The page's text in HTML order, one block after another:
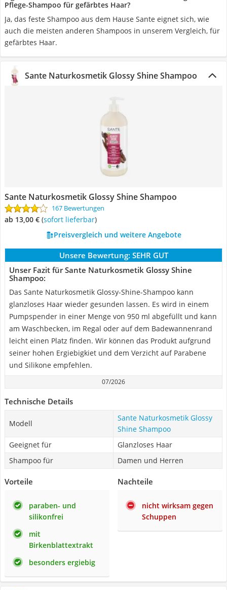
Pflege-Shampoo für gefärbtes Haar?
Ja, das feste Shampoo aus dem Hause Sante eignet sich, wie
auch die meisten anderen Shampoos in unserem Vergleich, für
gefärbtes Haar.
Sante Naturkosmetik Glossy Shine Shampoo
Sante Naturkosmetik Glossy Shine Shampoo
167 Bewertungen
ab 13,00 € ( Sofort lieferbar)
Preisvergleich und weitere Angebote
Unsere Bewertung: SEHR GUT
Unser Fazit für Sante Naturkosmetik Glossy Shine
Shampoo:
Das Sante Naturkosmetik Glossy-Shine-Shampoo kann
glanzloses Haar wieder gesunden lassen. Es wird in einem
Pumpspender in einer Menge von 950 ml abgefüllt und kann
am Waschbecken, im Regal oder auf dem Badewannenrand
leicht einen Platz finden. Wir können das Produkt aufgrund
seiner hohen Ergiebigkiet und dem Verzicht auf Parabene
und Silikone empfehlen.
07/2026
Technische Details
Modell
Sante Naturkosmetik Glossy
Shine Shampoo
Geeignet für
Glanzloses Haar
Shampoo für
Damen und Herren
Vorteile
paraben- und
silikonfrei
mit
Birkenblattextrakt
besonders ergiebig
Nachteile
nicht wirksam gegen
Schuppen